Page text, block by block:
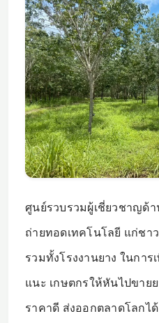
ศูนย์รวบรวมผู้เชี่ยวชาญด้
ถ่ายทอดเทคโนโลยี แก่ชา
รวมทั้งโรงงานยาง ในกา
แนะ เกษตกรให้หันไปขาย
ราคาดี ส่งออกตลาดโลกไ